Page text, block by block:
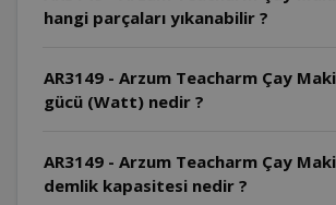
hangi parçaları yıkanabilir ?
AR3149 - Arzum Teacharm Çay
gücü (Watt) nedir ?
AR3149 - Arzum Teacharm Çay
demlik kapasitesi nedir ?